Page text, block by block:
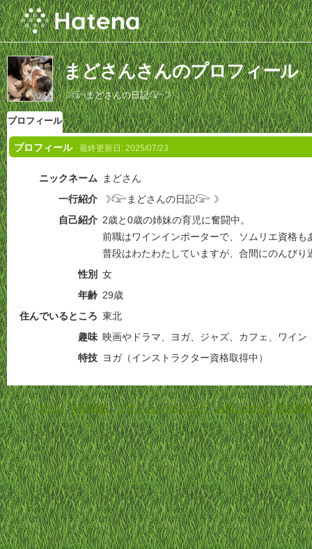
まどさんさんのプロフィール
☽𓅼まどさんの日記𓅼☽
プロフィール
プロフィール 最終更新日: 2025/07/23
ニックネーム まどさん
一行紹介
☽𓅼まどさんの日記𓅼☽
自己紹介 2歳と0歳の姉妹の育児に奮闘中。
前職はワインインポーターで、ソムリエ資格も
普段はわたわたしていますが、合間にのんびり
性別
女
年齢 29歳
住んでいるところ 東北
趣味 映画やドラマ、ヨガ、ジャズ、カフェ、ワイ
特技 ヨガ（インストラクター資格取得中）
ホーム-利用規約-プライバシーポリシー-お問い合わせ-特定商